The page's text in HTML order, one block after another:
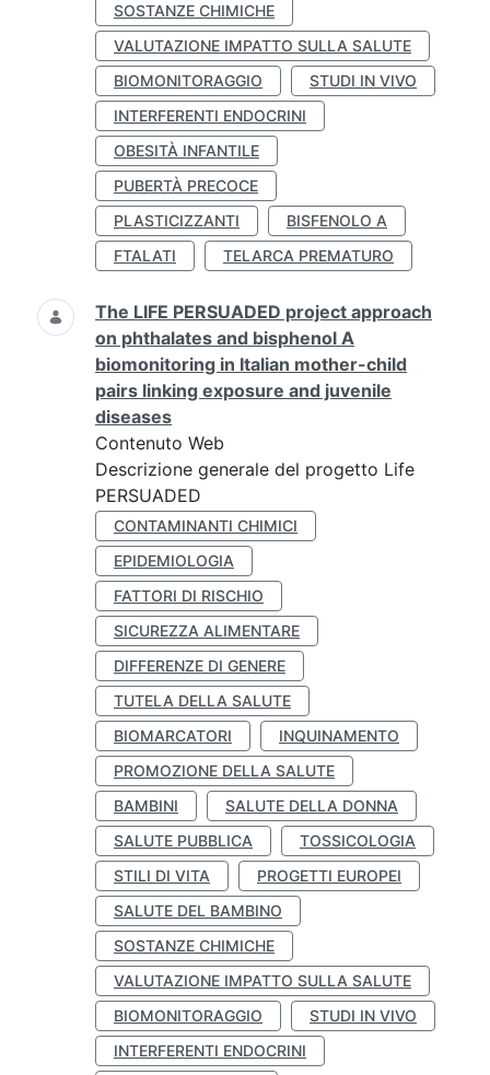
SOSTANZE CHIMICHE
VALUTAZIONE IMPATTO SULLA SALUTE
BIOMONITORAGGIO
STUDI IN VIVO
INTERFERENTI ENDOCRINI
OBESITÀ INFANTILE
PUBERTÀ PRECOCE
PLASTICIZZANTI
BISFENOLO A
FTALATI
TELARCA PREMATURO
The LIFE PERSUADED project approach
on phthalates and bisphenol A
biomonitoring in Italian mother-child
pairs linking exposure and juvenile
diseases
Contenuto Web
Descrizione generale del progetto Life
PERSUADED
CONTAMINANTI CHIMICI
EPIDEMIOLOGIA
FATTORI DI RISCHIO
SICUREZZA ALIMENTARE
DIFFERENZE DI GENERE
TUTELA DELLA SALUTE
BIOMARCATORI
INQUINAMENTO
PROMOZIONE DELLA SALUTE
BAMBINI
SALUTE DELLA DONNA
SALUTE PUBBLICA
TOSSICOLOGIA
STILI DI VITA
PROGETTI EUROPEI
SALUTE DEL BAMBINO
SOSTANZE CHIMICHE
VALUTAZIONE IMPATTO SULLA SALUTE
BIOMONITORAGGIO
STUDI IN VIVO
INTERFERENTI ENDOCRINI